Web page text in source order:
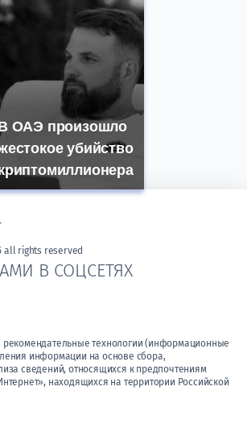
ОАЭ произошло
убийство
В СОЦСЕТЯХ
рекомендательные технологии (информационные
информации на основе сбора,
сведений, относящихся к предпочтениям
находящихся на территории Российской
all rights reserved